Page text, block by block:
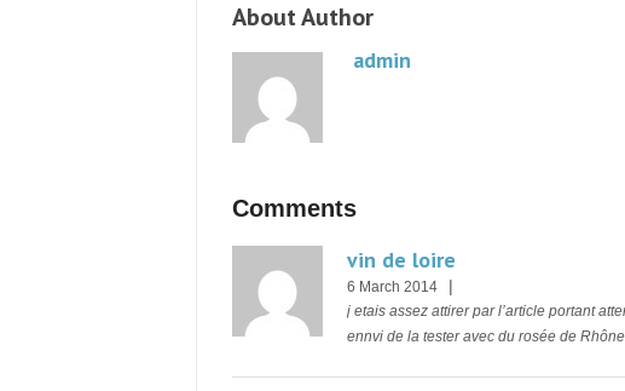
About Author
admin
Comments
vin de loire
6 March 2014 |
j etais assez attirer par l’article portant
ennvi de la tester avec du rosée de Rhône